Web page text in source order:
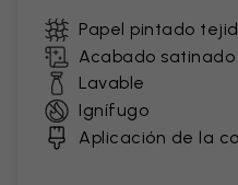
Papel pintado
Acabado satinado
Lavable
Ignífugo
Aplicación de la